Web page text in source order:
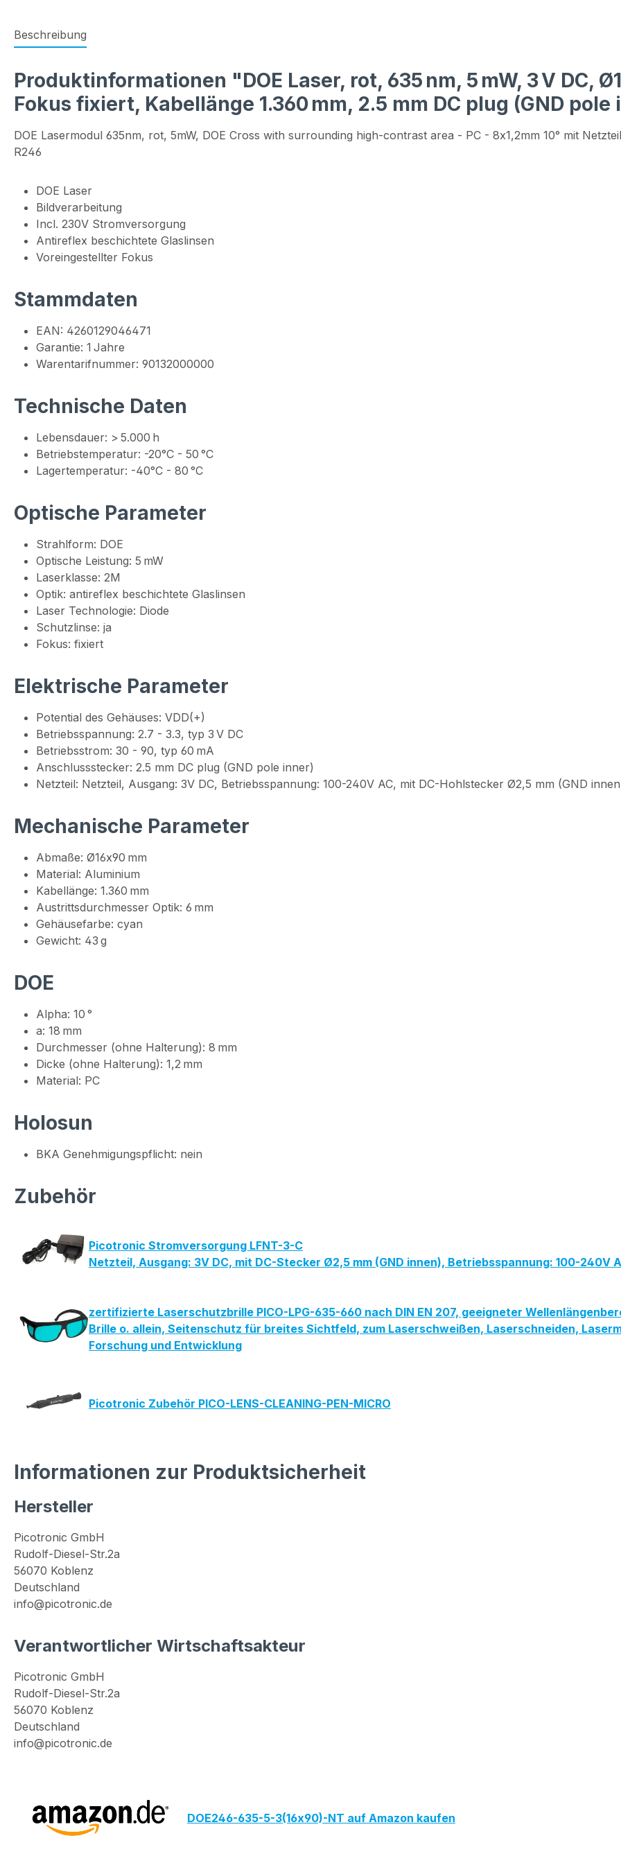
Beschreibung
Produktinformationen "DOE Laser, rot, 635 nm, 5 mW, 3 V DC,
Fokus fixiert, Kabellänge 1.360 mm, 2.5 mm DC plug (GND
DOE Lasermodul 635nm, rot, 5mW, DOE Cross with surrounding high-contrast area - PC - 8x1,2mm 10° mit
R246
DOE Laser
Bildverarbeitung
Incl. 230V Stromversorgung
Antireflex beschichtete Glaslinsen
Voreingestellter Fokus
Stammdaten
EAN: 4260129046471
Garantie: 1 Jahre
Warentarifnummer: 90132000000
Technische Daten
Lebensdauer: > 5.000 h
Betriebstemperatur: -20°C - 50 °C
Lagertemperatur: -40°C - 80 °C
Optische Parameter
Strahlform: DOE
Optische Leistung: 5 mW
Laserklasse: 2M
Optik: antireflex beschichtete Glaslinsen
Laser Technologie: Diode
Schutzlinse: ja
Fokus: fixiert
Elektrische Parameter
Potential des Gehäuses: VDD(+)
Betriebsspannung: 2.7 - 3.3, typ 3 V DC
Betriebsstrom: 30 - 90, typ 60 mA
Anschlussstecker: 2.5 mm DC plug (GND pole inner)
Netzteil: Netzteil, Ausgang: 3V DC, Betriebsspannung: 100-240V AC, mit DC-Hohlstecker Ø2,5 mm (GND
Mechanische Parameter
Abmaße: Ø16x90 mm
Material: Aluminium
Kabellänge: 1.360 mm
Austrittsdurchmesser Optik: 6 mm
Gehäusefarbe: cyan
Gewicht: 43 g
DOE
Alpha: 10 °
a: 18 mm
Durchmesser (ohne Halterung): 8 mm
Dicke (ohne Halterung): 1,2 mm
Material: PC
Holosun
BKA Genehmigungspflicht: nein
Zubehör
Picotronic Stromversorgung LFNT-3-C
Netzteil, Ausgang: 3V DC, mit DC-Stecker Ø2,5 mm (GND innen), Betriebsspannung: 100-240V
zertifizierte Laserschutzbrille PICO-LPG-635-660 nach DIN EN 207, geeigneter
Brille o. allein, Seitenschutz für breites Sichtfeld, zum Laserschweißen, Laserschneiden,
Forschung und Entwicklung
Picotronic Zubehör PICO-LENS-CLEANING-PEN-MICRO
Informationen zur Produktsicherheit
Hersteller
Picotronic GmbH
Rudolf-Diesel-Str.2a
56070 Koblenz
Deutschland
info@picotronic.de
Verantwortlicher Wirtschaftsakteur
Picotronic GmbH
Rudolf-Diesel-Str.2a
56070 Koblenz
Deutschland
info@picotronic.de
DOE246-635-5-3(16x90)-NT auf Amazon kaufen